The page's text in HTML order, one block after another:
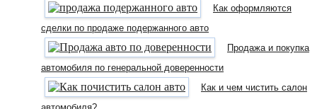
Как оформляются
сделки по продаже подержанного авто
Продажа и покупка
автомобиля по генеральной доверенности
Как и чем чистить салон